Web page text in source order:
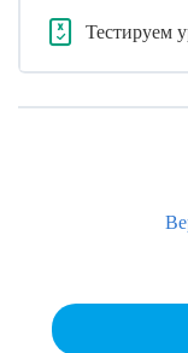
Тестируем